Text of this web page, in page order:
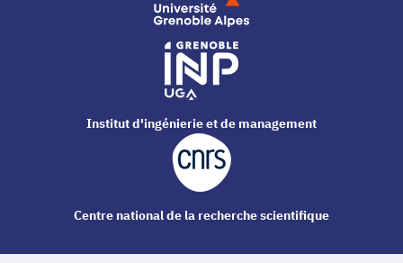
Institut d'ingénierie et de management
Centre national de la recherche scientifique